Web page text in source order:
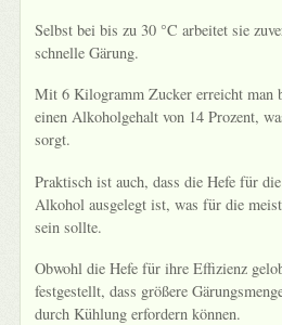
Selbst bei bis zu 30 °C arbeitet sie
schnelle Gärung.
Mit 6 Kilogramm Zucker erreicht man
einen Alkoholgehalt von 14 Prozent,
sorgt.
Praktisch ist auch, dass die Hefe für
Alkohol ausgelegt ist, was für die
sein sollte.
Obwohl die Hefe für ihre Effizienz
festgestellt, dass größere
durch Kühlung erfordern können.